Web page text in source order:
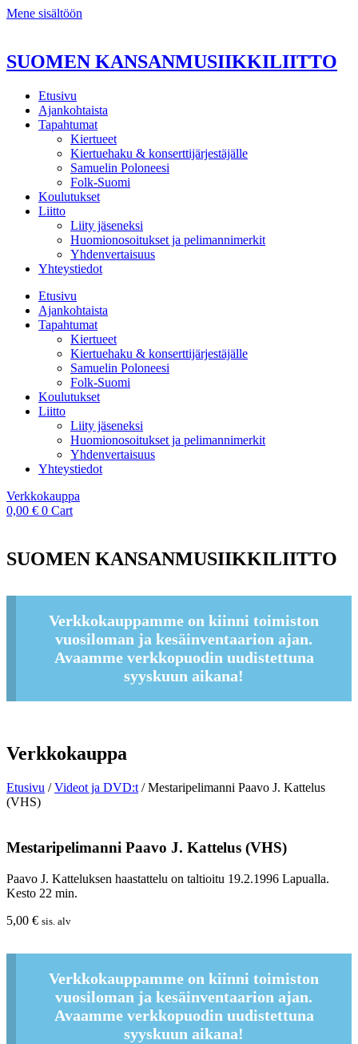
Mene sisältöön
SUOMEN KANSANMUSIIKKILIITTO
Etusivu
Ajankohtaista
Tapahtumat
Kiertueet
Kiertuehaku & konserttijärjestäjälle
Samuelin Poloneesi
Folk-Suomi
Koulutukset
Liitto
Liity jäseneksi
Huomionosoitukset ja pelimannimerkit
Yhdenvertaisuus
Yhteystiedot
Etusivu
Ajankohtaista
Tapahtumat
Kiertueet
Kiertuehaku & konserttijärjestäjälle
Samuelin Poloneesi
Folk-Suomi
Koulutukset
Liitto
Liity jäseneksi
Huomionosoitukset ja pelimannimerkit
Yhdenvertaisuus
Yhteystiedot
Verkkokauppa
0,00 € 0 Cart
SUOMEN KANSANMUSIIKKILIITTO
Verkkokauppamme on kiinni toimiston
vuosiloman ja kesäinventaarion ajan.
Avaamme verkkopuodin uudistettuna
syyskuun aikana!
Verkkokauppa
Etusivu /Videot ja DVD:t / Mestaripelimanni Paavo J. Kattelus
(VHS)
Mestaripelimanni Paavo J. Kattelus (VHS)
Paavo J. Katteluksen haastattelu on taltioitu 19.2.1996 Lapualla.
Kesto 22 min.
5,00 € sis. alv
Verkkokauppamme on kiinni toimiston
vuosiloman ja kesäinventaarion ajan.
Avaamme verkkopuodin uudistettuna
syyskuun aikana!